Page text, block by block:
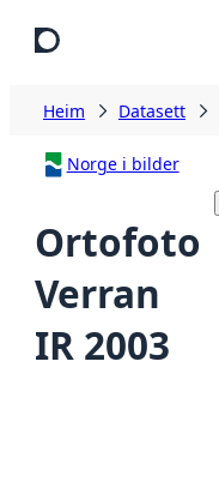
Heim Datasett
Norge i bilder
Ortofoto
Verran
IR 2003